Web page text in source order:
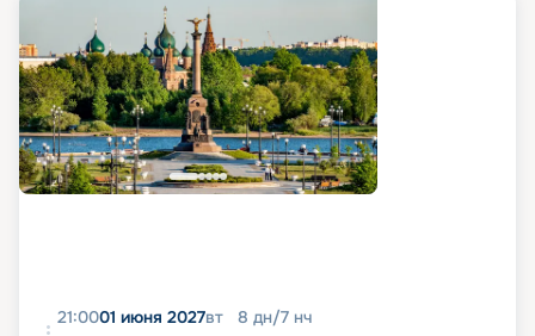
21:0001 июня 2027вт 8 дн/7 нч